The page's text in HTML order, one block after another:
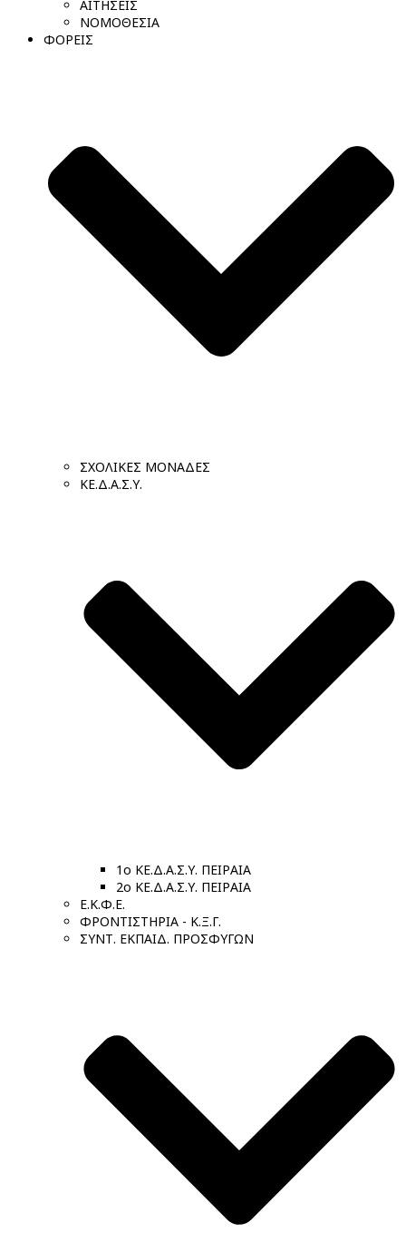
ΑΙΤΗΣΕΙΣ
ΝΟΜΟΘΕΣΙΑ
ΦΟΡΕΙΣ
ΣΧΟΛΙΚΕΣ ΜΟΝΑΔΕΣ
ΚΕ.Δ.Α.Σ.Υ.
1ο ΚΕ.Δ.Α.Σ.Υ. ΠΕΙΡΑΙΑ
2ο ΚΕ.Δ.Α.Σ.Υ. ΠΕΙΡΑΙΑ
Ε.Κ.Φ.Ε.
ΦΡΟΝΤΙΣΤΗΡΙΑ - Κ.Ξ.Γ.
ΣΥΝΤ. ΕΚΠΑΙΔ. ΠΡΟΣΦΥΓΩΝ